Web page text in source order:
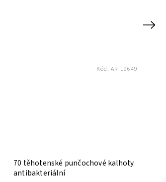
Zdravotní kompresivní punčochové
kalhoty legíny 1.KT (footless)
Kód:XZ-XZ9003-1-BL-XL
Next